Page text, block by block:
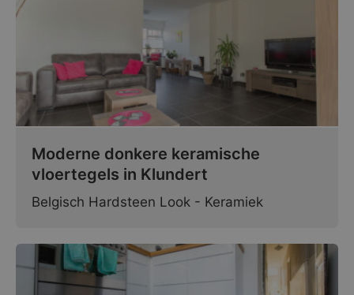
Moderne donkere keramische
vloertegels in Klundert
Belgisch Hardsteen Look - Keramiek